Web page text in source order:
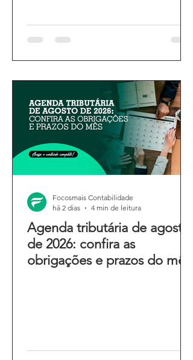
Agenda tributária de agosto
de 2026: confira as
obrigações e prazos do mês
Focosmais Contabilidade
há 2 dias
4 min de leitura